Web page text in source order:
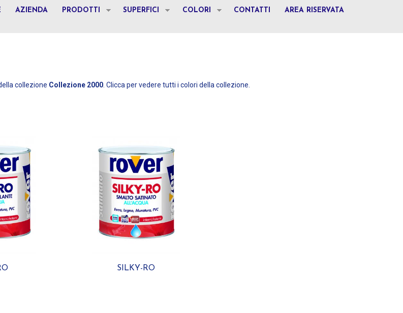
AZIENDA PRODOTTI SUPERFICI COLORI CONTATTI AREA RISERVATA
collezione Collezione 2000. Clicca per vedere tutti i colori della collezione.
SILKY-RO